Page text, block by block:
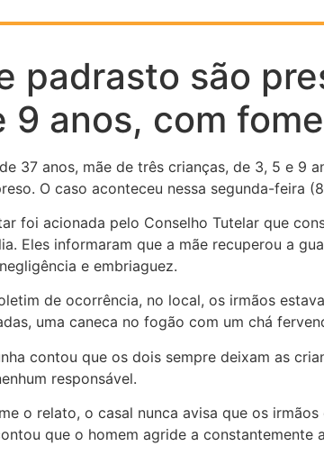
padrasto são
9 anos, com
37 anos, mãe de três crianças, de 3, 5 e 9
O caso aconteceu nessa segunda-feira
foi acionada pelo Conselho Tutelar que
Eles informaram que a mãe recuperou a
e embriaguez.
de ocorrência, no local, os irmãos
uma caneca no fogão com um chá
contou que os dois sempre deixam as
responsável.
o relato, o casal nunca avisa que os
que o homem agride a